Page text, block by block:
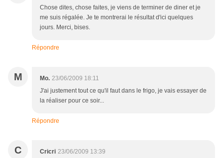
Chose dites, chose faites, je viens de terminer de diner et je
me suis régalée. Je te montrerai le résultat d'ici quelques
jours. Merci, bises.
Répondre
M Mo. 23/06/2009 18:11
J'ai justement tout ce qu'il faut dans le frigo, je vais essayer de
la réaliser pour ce soir...
Répondre
C Cricri 23/06/2009 13:39